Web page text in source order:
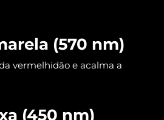
(570 nm)
vermelhidão e acalma a
(450 nm)
Entrega prevista 09/08/2026
Entrega prevista